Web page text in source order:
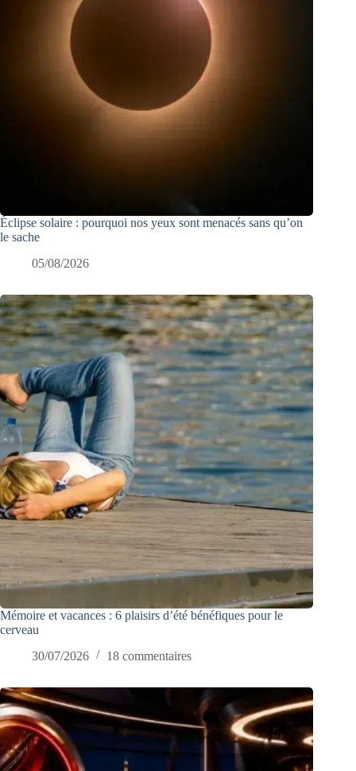
Éclipse solaire : pourquoi nos yeux sont menacés sans qu’on
le sache
05/08/2026
Mémoire et vacances : 6 plaisirs d’été bénéfiques pour le
cerveau
30/07/2026
18 commentaires